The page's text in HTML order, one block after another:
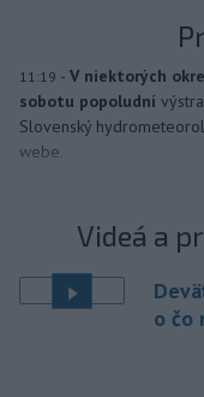
11:19 - V niektorých
sobotu popoludní
Slovenský
webe.
Videá a
o čo